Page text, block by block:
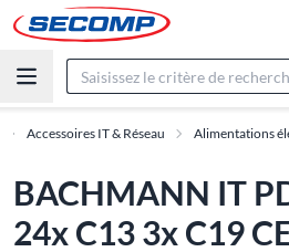
Accessoires IT & Réseau Alimentations
BACHMANN IT
24x C13 3x C19